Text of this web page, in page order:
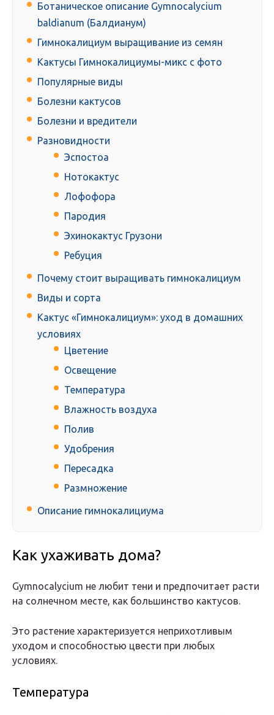
Ботаническое описание Gymnocalycium
baldianum (Балдианум)
Гимнокалициум выращивание из семян
Кактусы Гимнокалициумы-микс с фото
Популярные виды
Болезни кактусов
Болезни и вредители
Разновидности
Эспостоа
Нотокактус
Лофофора
Пародия
Эхинокактус Грузони
Ребуция
Почему стоит выращивать гимнокалициум
Виды и сорта
Кактус «Гимнокалициум»: уход в домашних
условиях
Цветение
Освещение
Температура
Влажность воздуха
Полив
Удобрения
Пересадка
Размножение
Описание гимнокалициума
Как ухаживать дома?
Gymnocalycium не любит тени и предпочитает расти
на солнечном месте, как большинство кактусов.
Это растение характеризуется неприхотливым
уходом и способностью цвести при любых
условиях.
Температура